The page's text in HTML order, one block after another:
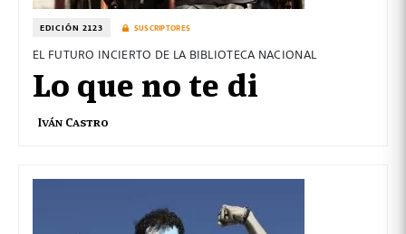
EDICIÓN 2123 SUSCRIPTORES
EL FUTURO INCIERTO DE LA BIBLIOTECA NACIONAL
Lo que no te di
Iván Castro